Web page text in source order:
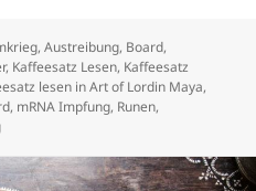
,Austreibung, Board,
, Kaffeesatz Lesen, Kaffeesatz
lesen in Art of Lordin Maya,
, mRNA Impfung, Runen,